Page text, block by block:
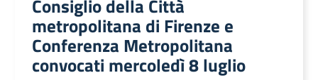
Consiglio della Città
metropolitana di Firenze e
Conferenza Metropolitana
convocati mercoledì 8 luglio